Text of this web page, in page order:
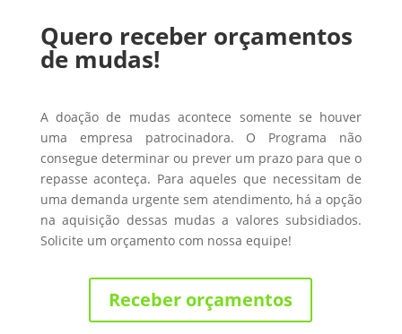
Quero receber orçamentos
de mudas!
A doação de mudas acontece somente se houver
uma empresa patrocinadora. O Programa não
consegue determinar ou prever um prazo para que o
repasse aconteça. Para aqueles que necessitam de
uma demanda urgente sem atendimento, há a opção
na aquisição dessas mudas a valores subsidiados.
Solicite um orçamento com nossa equipe!
Receber orçamentos